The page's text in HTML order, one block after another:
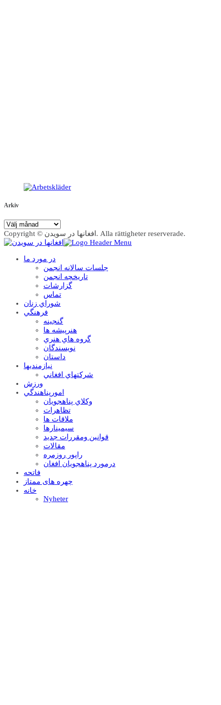
Arkiv
Arkiv
Copyright © افغانها در سویدن. Alla rättigheter reserverade.
در مورد ما
جلسات سالانه انجمن
تاریخچه انجمن
گزارشات
تماس
شوراي زنان
فرهنگي
گنجينه
هنرپيشه ها
گروه هاي هنري
نويسندگان
داستان
نيازمنديها
شرکتهاي افغاني
ورزش
امورپناهندگي
وکلاي پناهجويان
تظاهرات
ملاقات ها
سيمينارها
قوانين ومقررات جديد
مقالات
راپور روزمره
درمورد پناهجويان افغان
فاتحه
چهره های ممتاز
خانه
Nyheter